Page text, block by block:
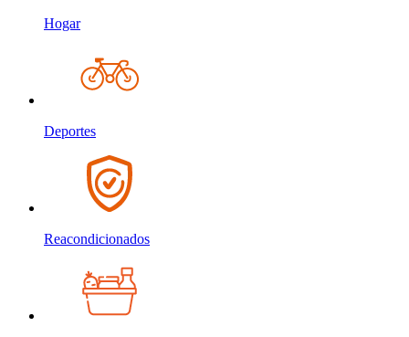
Hogar
Deportes
Reacondicionados